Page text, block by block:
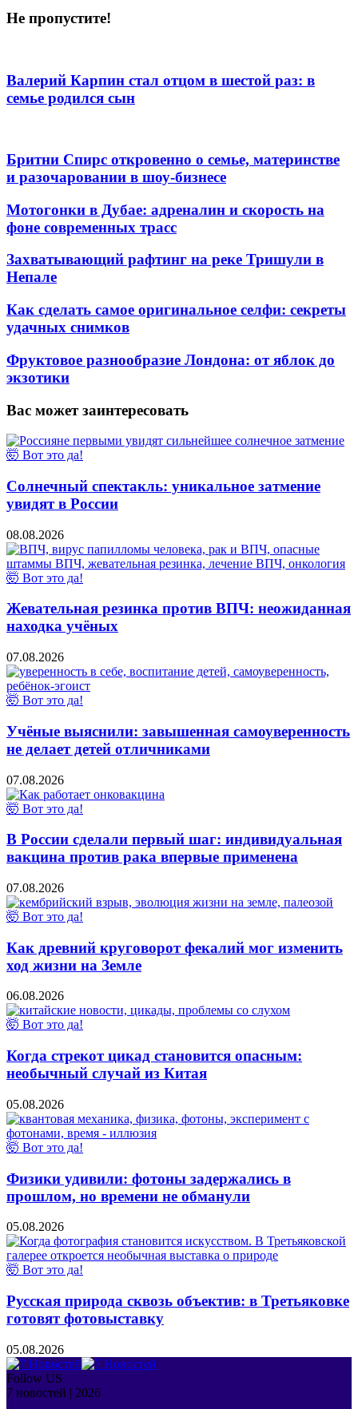
Не пропустите!
Валерий Карпин стал отцом в шестой раз: в
семье родился сын
Бритни Спирс откровенно о семье, материнстве
и разочаровании в шоу-бизнесе
Мотогонки в Дубае: адреналин и скорость на
фоне современных трасс
Захватывающий рафтинг на реке Тришули в
Непале
Как сделать самое оригинальное селфи: секреты
удачных снимков
Фруктовое разнообразие Лондона: от яблок до
экзотики
Вас может заинтересовать
🤯 Вот это да!
Солнечный спектакль: уникальное затмение
увидят в России
08.08.2026
🤯 Вот это да!
Жевательная резинка против ВПЧ: неожиданная
находка учёных
07.08.2026
🤯 Вот это да!
Учёные выяснили: завышенная самоуверенность
не делает детей отличниками
07.08.2026
🤯 Вот это да!
В России сделали первый шаг: индивидуальная
вакцина против рака впервые применена
07.08.2026
🤯 Вот это да!
Как древний круговорот фекалий мог изменить
ход жизни на Земле
06.08.2026
🤯 Вот это да!
Когда стрекот цикад становится опасным:
необычный случай из Китая
05.08.2026
🤯 Вот это да!
Физики удивили: фотоны задержались в
прошлом, но времени не обманули
05.08.2026
🤯 Вот это да!
Русская природа сквозь объектив: в Третьяковке
готовят фотовыставку
05.08.2026
Follow US
7 новостей | 2026